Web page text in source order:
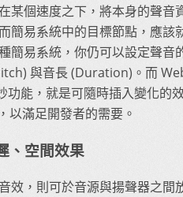
某個速度之下，將本身的聲音
簡易系統中的目標節點，應該
簡易系統，你仍可以設定聲音
與音長 (Duration)。而
功能，就是可隨時插入變化的
以滿足開發者的需要。
、空間效果
效，則可於音源與揚聲器之間